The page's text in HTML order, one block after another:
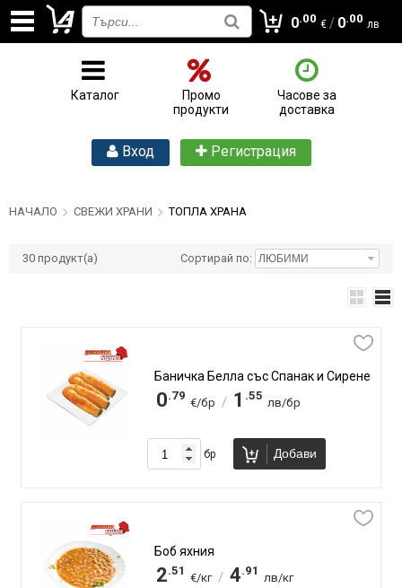
0.00 € / 0.00 лв
Каталог
Промо
продукти
Часове за
доставка
Вход Регистрация
НАЧАЛО СВЕЖИ ХРАНИ ТОПЛА ХРАНА
30 продукт(а) Сортирай по:
Баничка Белла със Спанак и Сирене
0.79
€/бр / 1 .55
лв/бр
бр Добави
Боб яхния
2.51
€/кг / 4.91
лв/кг